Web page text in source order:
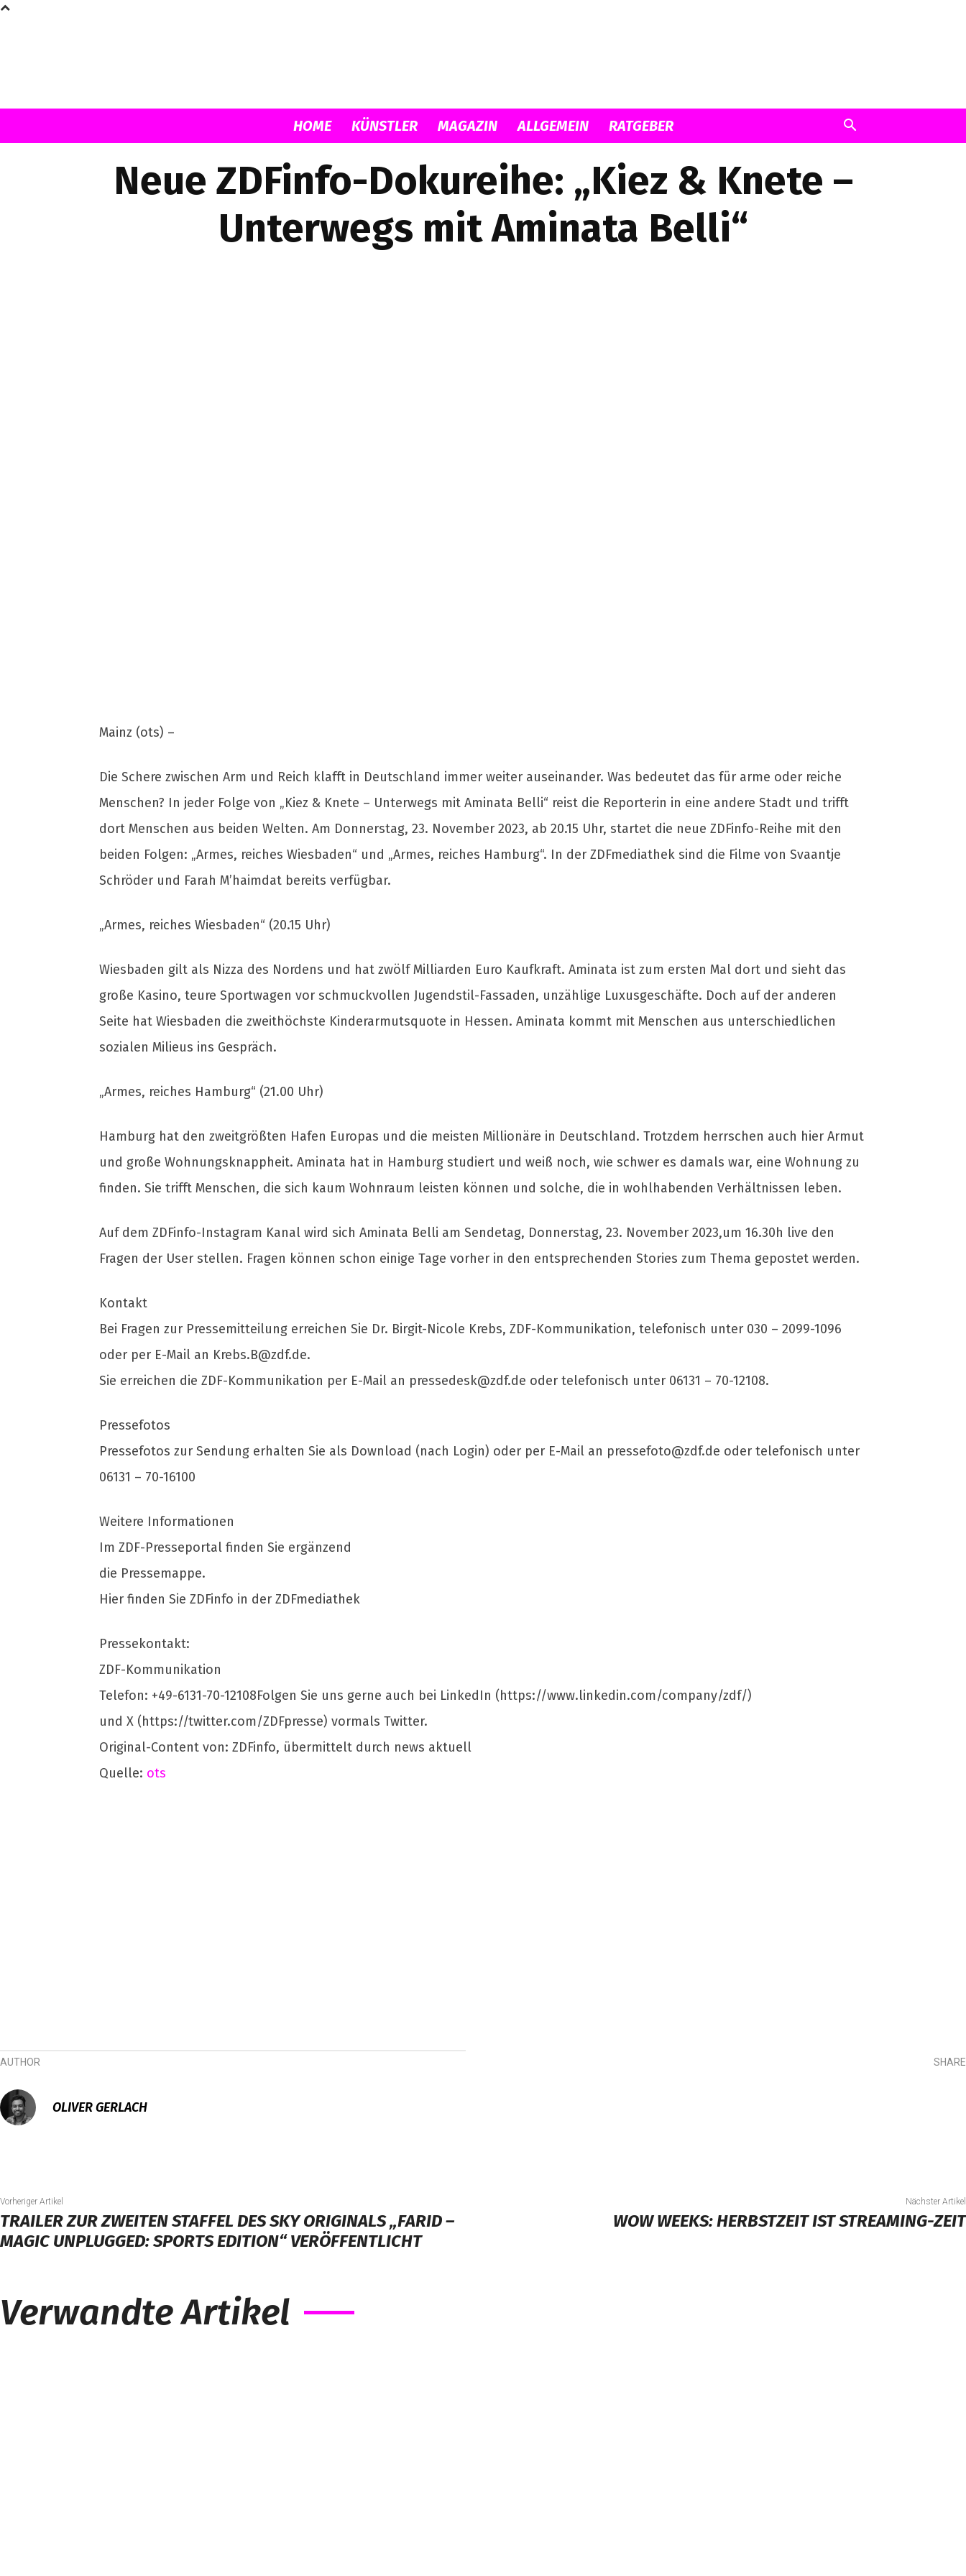
Musicload
HOME KÜNSTLER MAGAZIN ALLGEMEIN RATGEBER
Neue ZDFinfo-Dokureihe: „Kiez & Knete –
Unterwegs mit Aminata Belli“
Mainz (ots) –
Die Schere zwischen Arm und Reich klafft in Deutschland immer weiter auseinander. Was bedeutet das für arme oder reiche
Menschen? In jeder Folge von „Kiez & Knete – Unterwegs mit Aminata Belli“ reist die Reporterin in eine andere Stadt und trifft
dort Menschen aus beiden Welten. Am Donnerstag, 23. November 2023, ab 20.15 Uhr, startet die neue ZDFinfo-Reihe mit den
beiden Folgen: „Armes, reiches Wiesbaden“ und „Armes, reiches Hamburg“. In der ZDFmediathek sind die Filme von Svaantje
Schröder und Farah M’haimdat bereits verfügbar.
„Armes, reiches Wiesbaden“ (20.15 Uhr)
Wiesbaden gilt als Nizza des Nordens und hat zwölf Milliarden Euro Kaufkraft. Aminata ist zum ersten Mal dort und sieht das
große Kasino, teure Sportwagen vor schmuckvollen Jugendstil-Fassaden, unzählige Luxusgeschäfte. Doch auf der anderen
Seite hat Wiesbaden die zweithöchste Kinderarmutsquote in Hessen. Aminata kommt mit Menschen aus unterschiedlichen
sozialen Milieus ins Gespräch.
„Armes, reiches Hamburg“ (21.00 Uhr)
Hamburg hat den zweitgrößten Hafen Europas und die meisten Millionäre in Deutschland. Trotzdem herrschen auch hier Armut
und große Wohnungsknappheit. Aminata hat in Hamburg studiert und weiß noch, wie schwer es damals war, eine Wohnung zu
finden. Sie trifft Menschen, die sich kaum Wohnraum leisten können und solche, die in wohlhabenden Verhältnissen leben.
Auf dem ZDFinfo-Instagram Kanal wird sich Aminata Belli am Sendetag, Donnerstag, 23. November 2023,um 16.30h live den
Fragen der User stellen. Fragen können schon einige Tage vorher in den entsprechenden Stories zum Thema gepostet werden.
Kontakt
Bei Fragen zur Pressemitteilung erreichen Sie Dr. Birgit-Nicole Krebs, ZDF-Kommunikation, telefonisch unter 030 – 2099-1096
oder per E-Mail an Krebs.B@zdf.de.
Sie erreichen die ZDF-Kommunikation per E-Mail an pressedesk@zdf.de oder telefonisch unter 06131 – 70-12108.
Pressefotos
Pressefotos zur Sendung erhalten Sie als Download (nach Login) oder per E-Mail an pressefoto@zdf.de oder telefonisch unter
06131 – 70-16100
Weitere Informationen
Im ZDF-Presseportal finden Sie ergänzend
die Pressemappe.
Hier finden Sie ZDFinfo in der ZDFmediathek
Pressekontakt:
ZDF-Kommunikation
Telefon: +49-6131-70-12108Folgen Sie uns gerne auch bei LinkedIn (https://www.linkedin.com/company/zdf/)
und X (https://twitter.com/ZDFpresse) vormals Twitter.
Original-Content von: ZDFinfo, übermittelt durch news aktuell
Quelle: ots
AUTHOR
OLIVER GERLACH
SHARE
Vorheriger Artikel
TRAILER ZUR ZWEITEN STAFFEL DES SKY ORIGINALS „FARID –
MAGIC UNPLUGGED: SPORTS EDITION“ VERÖFFENTLICHT
Nächster Artikel
WOW WEEKS: HERBSTZEIT IST STREAMING-ZEIT
Verwandte Artikel